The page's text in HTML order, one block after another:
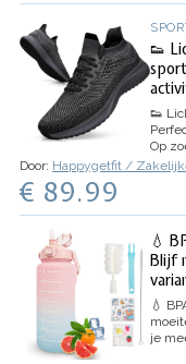
👟
👟
Op
Door: Happygetfit /
€ 89.99
💧
Blijf
💧
je